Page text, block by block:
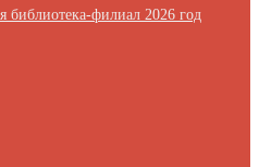
библиотека-филиал 2026 год